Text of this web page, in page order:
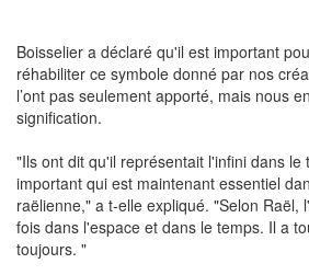
Boisselier a déclaré qu'il est important
réhabiliter ce symbole donné par nos
l’ont pas seulement apporté, mais nous
signification.
"Ils ont dit qu'il représentait l'infini dans le
important qui est maintenant essentiel
raëlienne," a t-elle expliqué. "Selon Raël,
fois dans l'espace et dans le temps. Il a
toujours. "